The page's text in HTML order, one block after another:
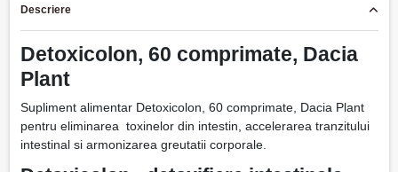
Descriere
Detoxicolon, 60 comprimate, Dacia
Plant
Supliment alimentar Detoxicolon, 60 comprimate, Dacia Plant
pentru eliminarea toxinelor din intestin, accelerarea tranzitului
intestinal si armonizarea greutatii corporale.